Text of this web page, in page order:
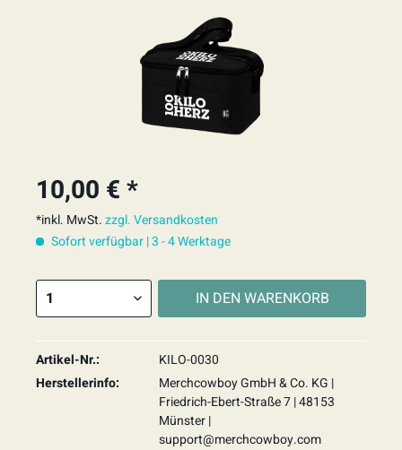
10,00 € *
*inkl. MwSt.zzgl. Versandkosten
Sofort verfügbar | 3 - 4 Werktage
IN DEN WARENKORB
Artikel-Nr.:
KILO-0030
Herstellerinfo:
Merchcowboy GmbH & Co. KG |
Friedrich-Ebert-Straße 7 | 48153
Münster |
support@merchcowboy.com